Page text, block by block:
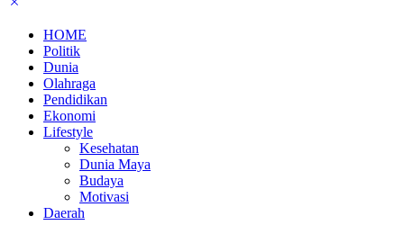
HOME
Politik
Dunia
Olahraga
Pendidikan
Ekonomi
Lifestyle
Kesehatan
Dunia Maya
Budaya
Motivasi
Daerah